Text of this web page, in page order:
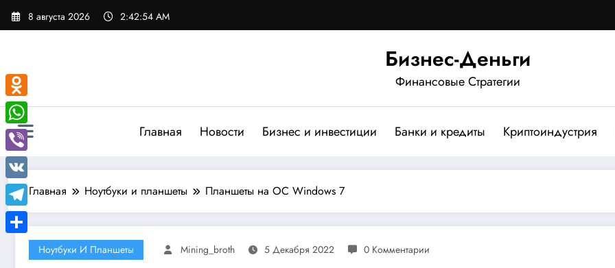
Перейти
8 августа 2026 2:42:55 AM
Бизнес-Деньги
Финансовые Стратегии
Главная Новости Бизнес и инвестиции Банки и кредиты Криптоиндустрия
Главная Ноутбуки и планшеты Планшеты на ОС Windows 7
Ноутбуки И Планшеты Mining_broth 5 Декабря 2022 0 Комментарии
Odnoklassniki
WhatsApp
Viber
VK
Telegram
Отправить